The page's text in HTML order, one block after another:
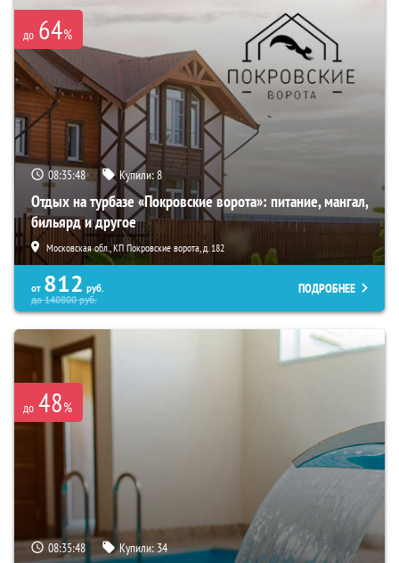
до 64%
08:35:47 Купили:8
Отдых на турбазе «Покровские ворота»: питание, мангал,
бильярд и другое
Московская обл., КП Покровские ворота, д. 182
от 812 руб.
до140800руб.
ПОДРОБНЕЕ
до 48%
08:35:47 Купили:34